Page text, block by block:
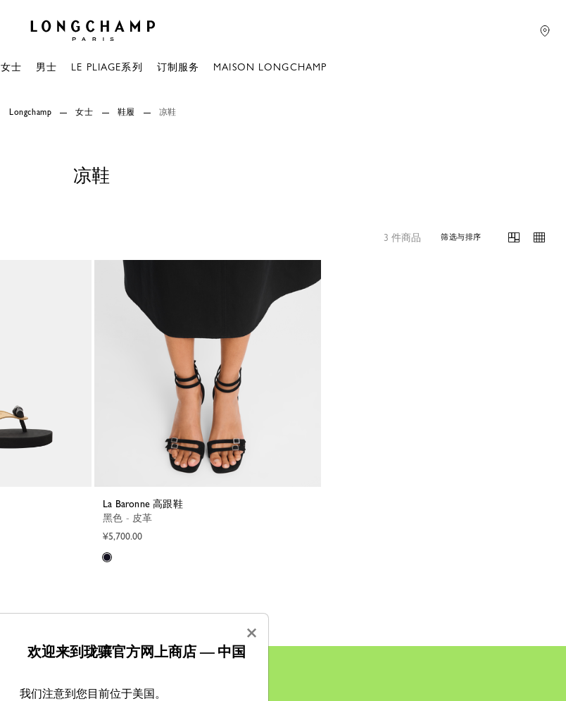
女士 男士 LE PLIAGE系列 订制服务 MAISON LONGCHAMP
Longchamp 女士 鞋履 凉鞋
凉鞋
3 件商品 筛选与排序
La Baronne 高跟鞋
黑色 - 皮革
¥5,700.00
×
欢迎来到珑骧官方网上商店 — 中国
我们注意到您目前位于美国。